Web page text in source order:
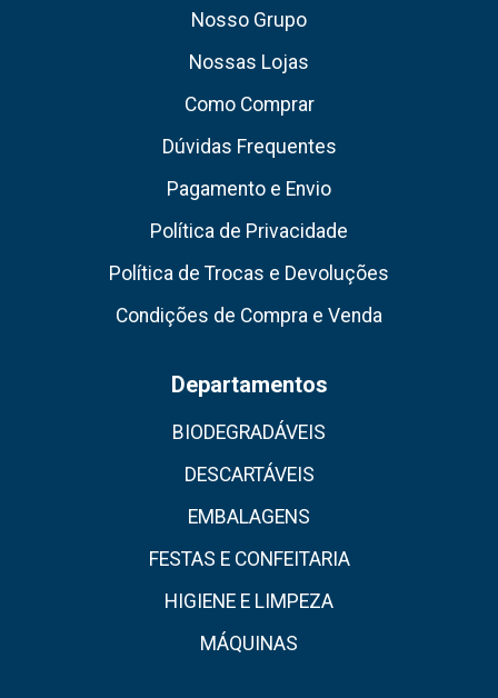
Nosso Grupo
Nossas Lojas
Como Comprar
Dúvidas Frequentes
Pagamento e Envio
Política de Privacidade
Política de Trocas e Devoluções
Condições de Compra e Venda
Departamentos
BIODEGRADÁVEIS
DESCARTÁVEIS
EMBALAGENS
FESTAS E CONFEITARIA
HIGIENE E LIMPEZA
MÁQUINAS